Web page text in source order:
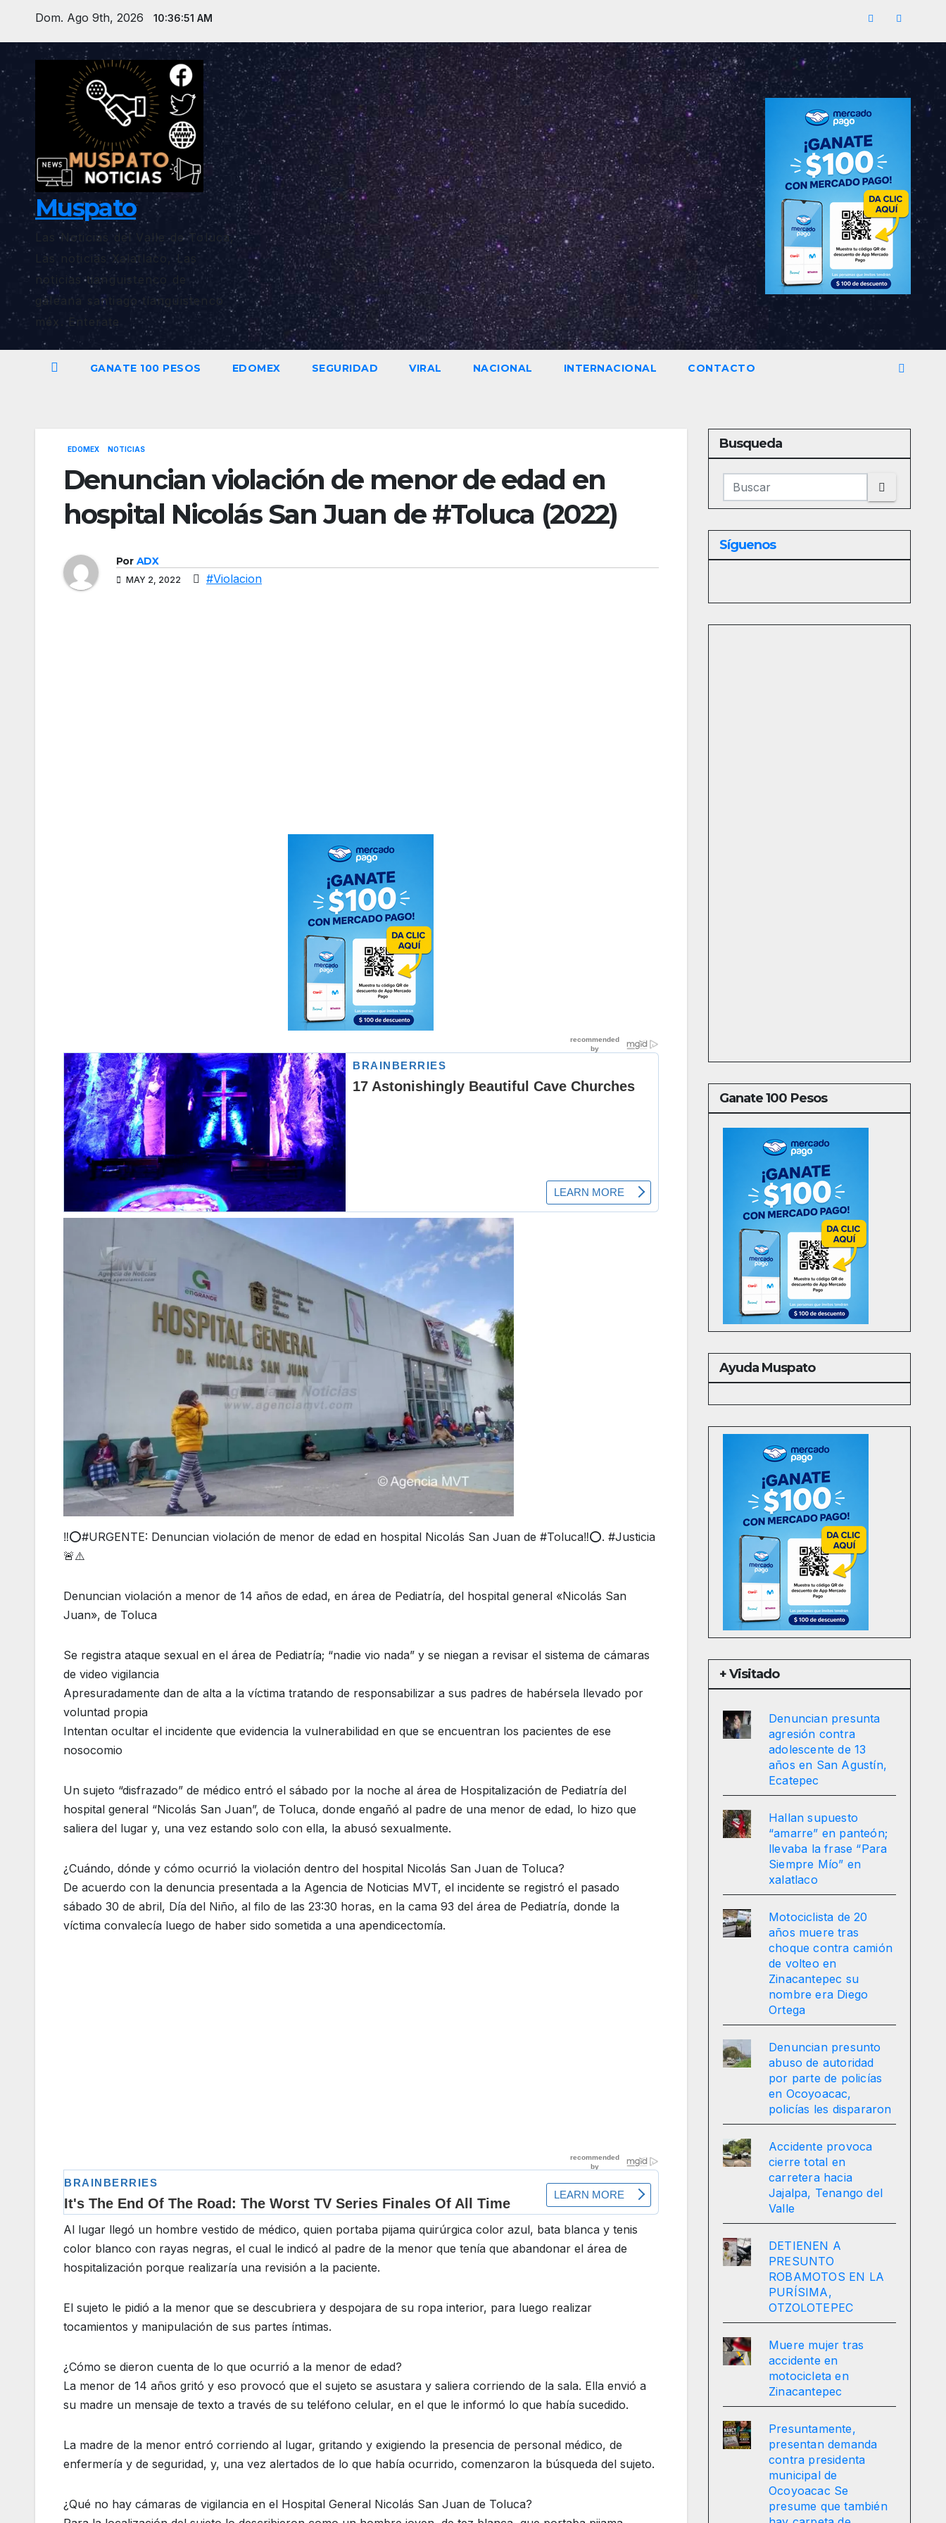
contenido
Dom. Ago 9th, 2026 10:36:52 AM
Muspato
Las Noticias del Valle de Toluca,
Las noticias Xalatlaco, Las
noticias tianguistenco de
galeana santiago tianguistenco
méx. Enterate
GANATE 100 PESOS EDOMEX SEGURIDAD VIRAL NACIONAL INTERNACIONAL CONTACTO
EDOMEX NOTICIAS
Denuncian violación de menor de edad en
hospital Nicolás San Juan de #Toluca (2022)
Por ADX
MAY 2, 2022 #Violacion
‼️⭕#URGENTE: Denuncian violación de menor de edad en hospital Nicolás San Juan de #Toluca‼️⭕. #Justicia
🚨⚠️
Denuncian violación a menor de 14 años de edad, en área de Pediatría, del hospital general «Nicolás San
Juan», de Toluca
Se registra ataque sexual en el área de Pediatría; “nadie vio nada” y se niegan a revisar el sistema de cámaras
de video vigilancia
Apresuradamente dan de alta a la víctima tratando de responsabilizar a sus padres de habérsela llevado por
voluntad propia
Intentan ocultar el incidente que evidencia la vulnerabilidad en que se encuentran los pacientes de ese
nosocomio
Un sujeto “disfrazado” de médico entró el sábado por la noche al área de Hospitalización de Pediatría del
hospital general “Nicolás San Juan”, de Toluca, donde engañó al padre de una menor de edad, lo hizo que
saliera del lugar y, una vez estando solo con ella, la abusó sexualmente.
¿Cuándo, dónde y cómo ocurrió la violación dentro del hospital Nicolás San Juan de Toluca?
De acuerdo con la denuncia presentada a la Agencia de Noticias MVT, el incidente se registró el pasado
sábado 30 de abril, Día del Niño, al filo de las 23:30 horas, en la cama 93 del área de Pediatría, donde la
víctima convalecía luego de haber sido sometida a una apendicectomía.
Al lugar llegó un hombre vestido de médico, quien portaba pijama quirúrgica color azul, bata blanca y tenis
color blanco con rayas negras, el cual le indicó al padre de la menor que tenía que abandonar el área de
hospitalización porque realizaría una revisión a la paciente.
El sujeto le pidió a la menor que se descubriera y despojara de su ropa interior, para luego realizar
tocamientos y manipulación de sus partes íntimas.
¿Cómo se dieron cuenta de lo que ocurrió a la menor de edad?
La menor de 14 años gritó y eso provocó que el sujeto se asustara y saliera corriendo de la sala. Ella envió a
su madre un mensaje de texto a través de su teléfono celular, en el que le informó lo que había sucedido.
La madre de la menor entró corriendo al lugar, gritando y exigiendo la presencia de personal médico, de
enfermería y de seguridad, y, una vez alertados de lo que había ocurrido, comenzaron la búsqueda del sujeto.
¿Qué no hay cámaras de vigilancia en el Hospital General Nicolás San Juan de Toluca?
Busqueda
Síguenos
Ganate 100 Pesos
Ayuda Muspato
+ Visitado
Denuncian presunta
agresión contra
adolescente de 13
años en San Agustín,
Ecatepec
Hallan supuesto
“amarre” en panteón;
llevaba la frase “Para
Siempre Mío” en
xalatlaco
Motociclista de 20
años muere tras
choque contra camión
de volteo en
Zinacantepec su
nombre era Diego
Ortega
Denuncian presunto
abuso de autoridad
por parte de policías
en Ocoyoacac,
policías les dispararon
Accidente provoca
cierre total en
carretera hacia
Jajalpa, Tenango del
Valle
DETIENEN A
PRESUNTO
ROBAMOTOS EN LA
PURÍSIMA,
OTZOLOTEPEC
Muere mujer tras
accidente en
motocicleta en
Zinacantepec
Presuntamente,
presentan demanda
contra presidenta
municipal de
Ocoyoacac Se
presume que también